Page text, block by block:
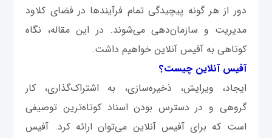
دور از هر گونه پیچیدگی تمام فرآیندها در فضای کلاود
مدیریت و سازمان‌‌دهی می‌شوند. در این مقاله، نگاه
کوتاهی به آفیس آنلاین خواهیم داشت.
آفیس آنلاین چیست؟
ایجاد، ویرایش، ذخیره‌سازی، به اشتراک‌گذاری، کار
گروهی و در دسترس بودن اسناد کوتاه‌ترین توصیفی
است که برای آفیس آنلاین می‌توان ارائه کرد. آفیس